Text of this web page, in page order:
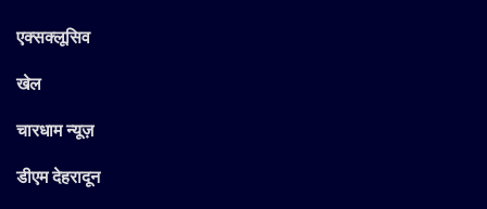
एक्सक्लूसिव
खेल
चारधाम न्यूज़
डीएम देहरादून